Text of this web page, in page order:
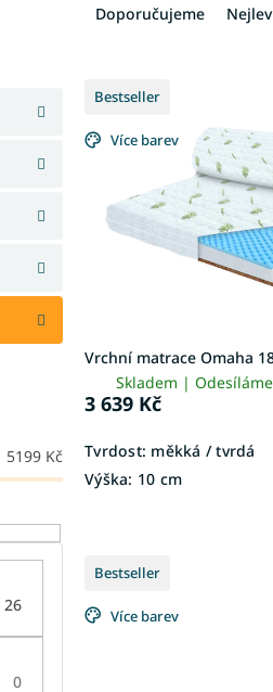
5199 Kč
26
0
p
r
Doporučujeme
p
i
ů
Bestseller
Více barev
Vrchní matrace Omaha
Skladem |
3 639 Kč
Tvrdost: měkká / tvrdá
Výška: 10 cm
Bestseller
Více barev